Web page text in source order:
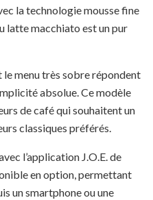
la technologie mousse fine
latte macchiato est un pur
menu très sobre répondent
absolue. Ce modèle
de café qui souhaitent un
classiques préférés.
l’application J.O.E. de
en option, permettant
un smartphone ou une